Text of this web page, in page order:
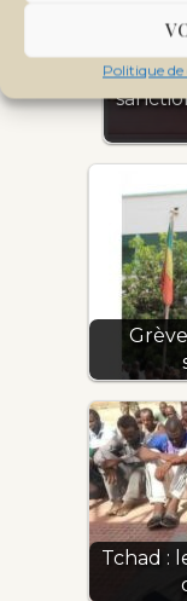
Politique de
Tchad :